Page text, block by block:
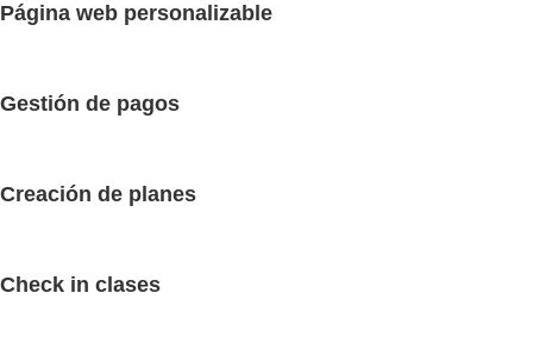
Página web personalizable
Gestión de pagos
Creación de planes
Check in clases